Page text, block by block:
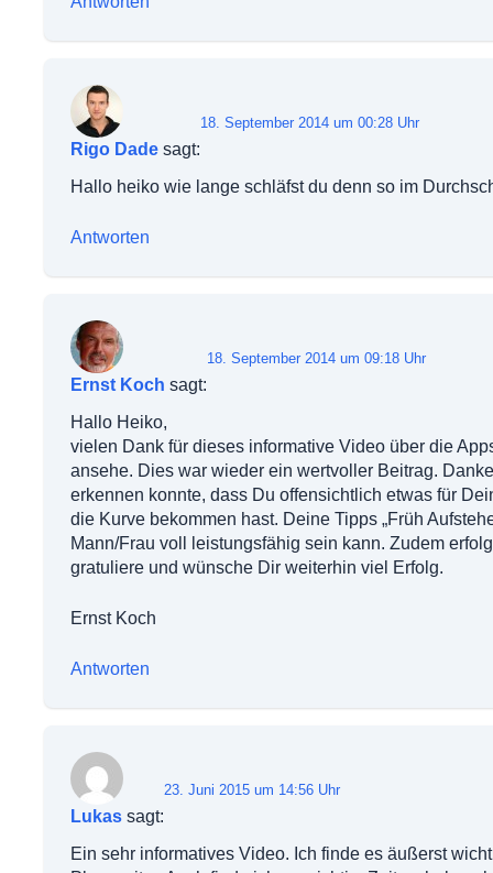
Rigo Dade sagt:
18. September 2014 um 00:28 Uhr
Hallo heiko wie lange schläfst du denn so im
Antworten
Ernst Koch sagt:
18. September 2014 um 09:18 Uhr
Hallo Heiko,
vielen Dank für dieses informative Video über die
ansehe. Dies war wieder ein wertvoller Beitrag.
erkennen konnte, dass Du offensichtlich etwas für
die Kurve bekommen hast. Deine Tipps „Früh
Mann/Frau voll leistungsfähig sein kann. Zudem
gratuliere und wünsche Dir weiterhin viel Erfolg.
Ernst Koch
Antworten
Lukas sagt:
23. Juni 2015 um 14:56 Uhr
Ein sehr informatives Video. Ich finde es äußerst